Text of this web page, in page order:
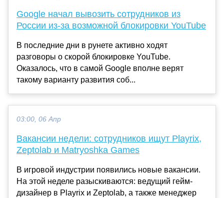
Google начал вывозить сотрудников из
России из-за возможной блокировки YouTube
В последние дни в рунете активно ходят
разговоры о скорой блокировке YouTube.
Оказалось, что в самой Google вполне верят
такому варианту развития соб...
03:00, 06 Апр
Вакансии недели: сотрудников ищут Playrix,
Zeptolab и Matryoshka Games
В игровой индустрии появились новые вакансии.
На этой неделе разыскиваются: ведущий гейм-
дизайнер в Playrix и Zeptolab, а также менеджер